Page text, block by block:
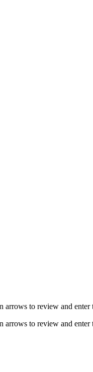
arrows to review and
arrows to review and